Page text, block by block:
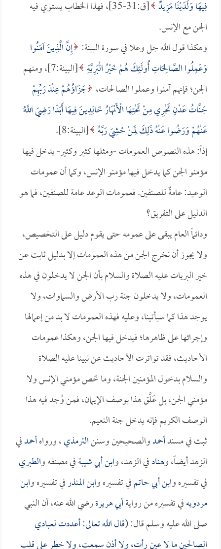
فِيهَا وَلَدَيْنَا مَزِيدٌ
[ق:31-35]، فهذا الخطاب يستوي فيه
الجن مع الإنس.
وهكذا قول الله جل وعلا في سورة البينة: إِنَّ الَّذِينَ آمَنُوا
وَعَمِلُوا الصَّالِحَاتِ أُولَئِكَ هُمْ خَيْرُ الْبَرِيَّةِ
[البينة:7]، ومنهم
الجن؛ فإنهم آمنوا وعملوا الصالحات، جَزَاؤُهُمْ عِنْدَ رَبِّهِمْ
جَنَّاتُ عَدْنٍ تَجْرِي مِنْ تَحْتِهَا الْأَنْهَارُ خَالِدِينَ فِيهَا أَبَدًا رَضِيَ اللَّهُ
عَنْهُمْ وَرَضُوا عَنْهُ ذَلِكَ لِمَنْ خَشِيَ رَبَّهُ [البينة:8].
إذاً: هذه النصوص العمومات -ومثلها كثير وكثير- يدخل فيها
مؤمنو الجن كما يدخل فيها مؤمنو الإنس، وكما أن عمومات
الوعيد: عامةٌ للصنفين. فعمومات الوعد عامة للصنفين، فما هو
الدليل على التفريق؟
ودائماً العام يبقى على عمومه حتى يقوم دليل على التخصيص،
ولا يجوز أن نخرج الجن من هذه العمومات إلا بدليل ثابت عن
خير البريات عليه الصلاة والسلام بأن الجن لا يدخلون في هذه
العمومات، ولا يدخلون جنة رب الأرض والسماوات، ولا
يوجد هذا كما سيأتينا، وعليه فهذه العمومات لا بد من إعمالها
وإجرائها على ظاهرها؛ فيدخل فيها الجن، وهكذا عمومات
الأحاديث، فقد تواترت الأحاديث عن نبينا عليه الصلاة
والسلام بدخول المؤمنين الجنة، وما خَص مؤمني الإنس ولا
مؤمني الجن، بل عَلَّق هذا بوصف الإيمان، فمن وُجد فيه هذا
الوصف الكريم فإنه يدخل جنة النعيم.
ثبت في مسندأحمدوالصحيحين وسننالترمذي، ورواهأحمدفي
الزهد أيضاً، وهنادفي الزهد، وابن أبي شيبةفي مصنفه والطبري
في تفسيره وابن أبي حاتمفي تفسيره وابن المنذرفي تفسيره وابن
مردويهفي تفسيره من روايةأبي هريرةرضي الله عنه، أن النبي
صلى الله عليه وسلم قال: (قال الله تعالى: أعددت لعبادي